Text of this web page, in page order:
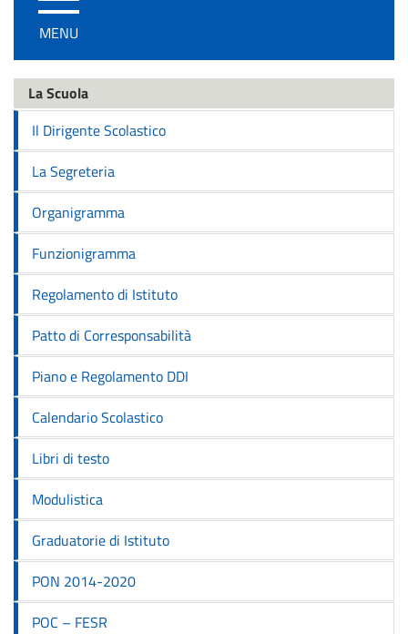
/
disattiva
navigazione
MENU
La Scuola
Il Dirigente Scolastico
La Segreteria
Organigramma
Funzionigramma
Regolamento di Istituto
Patto di Corresponsabilità
Piano e Regolamento DDI
Calendario Scolastico
Libri di testo
Modulistica
Graduatorie di Istituto
PON 2014-2020
POC – FESR